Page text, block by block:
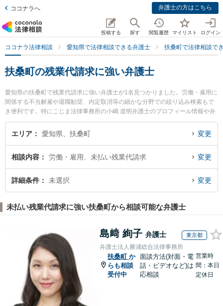
ココナラへ 弁護士の方はこちら
投稿する 探す 閲覧履歴 マイリスト ログイン
ココナラ法律相談 愛知県で法律相談できる弁護士 扶桑町で法律相談で
扶桑町の残業代請求に強い弁護士
愛知県の扶桑町で残業代請求に強い弁護士が1名見つかりました。労働・雇用に
関係する不当解雇や退職勧奨、内定取消等の細かな分野での絞り込み検索もで
き便利です。特にこじま法律事務所の小嶋 道明弁護士のプロフィール情報や弁
護士費用、強みなどが注目されています。『扶桑町で土日や夜間に発生した残
業代請求のトラブルを今すぐに弁護士に相談したい』『残業代請求のトラブル
んにおすすめです。
エリア 愛知県、扶桑町 変更
相談内容 労働・雇用、未払い残業代請求 変更
詳細条件 未選択 変更
未払い残業代請求に強い扶桑町から相談可能な弁護士
島﨑 絢子 弁護士 東京都
弁護士法人勝浦総合法律事務所
扶桑町 か
らも相談
受付中
面談方法(対面・電
話・ビデオなど)は
応相談
営業時
間：本日
定休日